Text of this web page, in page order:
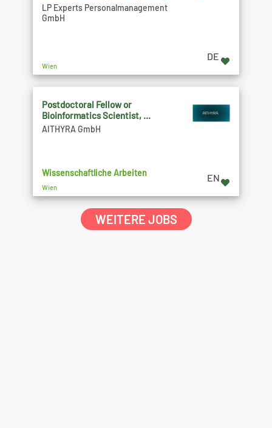
LP Experts Personalmanagement
GmbH
Wien
DE
Postdoctoral Fellow or
Bioinformatics Scientist, ...
AITHYRA GmbH
Wissenschaftliche Arbeiten
Wien
EN
WEITERE JOBS